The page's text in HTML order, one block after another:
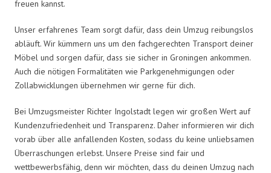
freuen kannst.
Unser erfahrenes Team sorgt dafür, dass dein Umzug reibungslos
abläuft. Wir kümmern uns um den fachgerechten Transport deiner
Möbel und sorgen dafür, dass sie sicher in Groningen ankommen.
Auch die nötigen Formalitäten wie Parkgenehmigungen oder
Zollabwicklungen übernehmen wir gerne für dich.
Bei Umzugsmeister Richter Ingolstadt legen wir großen Wert auf
Kundenzufriedenheit und Transparenz. Daher informieren wir dich
vorab über alle anfallenden Kosten, sodass du keine unliebsamen
Überraschungen erlebst. Unsere Preise sind fair und
wettbewerbsfähig, denn wir möchten, dass du deinen Umzug nach